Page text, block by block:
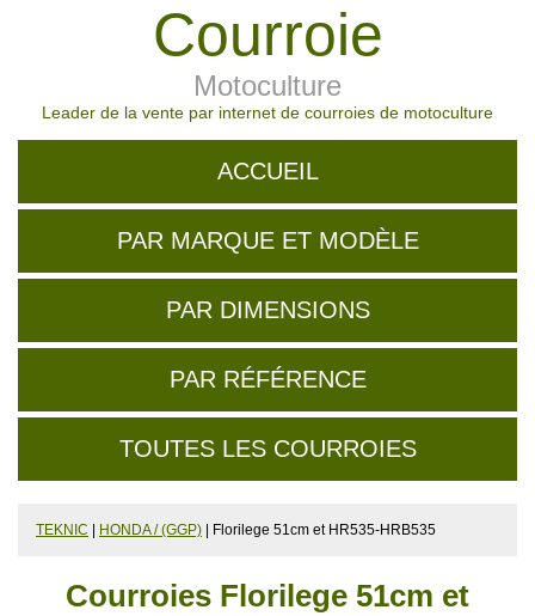
Courroie
Motoculture
Leader de la vente par internet de courroies de motoculture
ACCUEIL
PAR MARQUE ET MODÈLE
PAR DIMENSIONS
PAR RÉFÉRENCE
TOUTES LES COURROIES
TEKNIC HONDA / (GGP) | Florilege 51cm et HR535-HRB535
Courroies Florilege 51cm et